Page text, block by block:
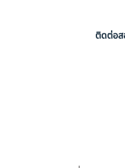
ติดต่อส